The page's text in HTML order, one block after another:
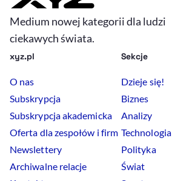
Medium nowej kategorii dla ludzi
ciekawych świata.
xyz.pl
O nas
Subskrypcja
Subskrypcja akademicka
Oferta dla zespołów i firm
Newslettery
Archiwalne relacje
Sekcje
Dzieje się!
Biznes
Analizy
Technologia
Polityka
Świat